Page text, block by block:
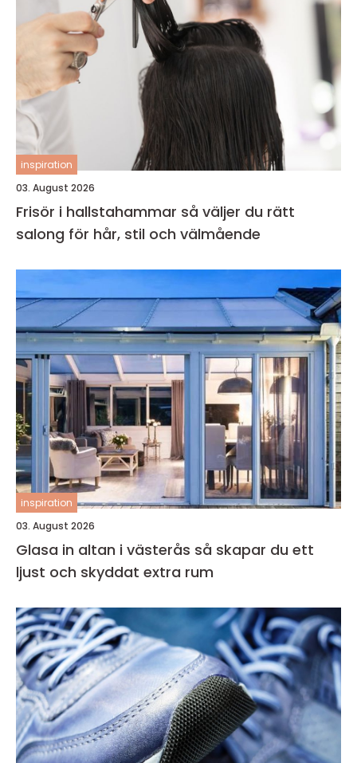
inspiration
03. August 2026
Frisör i hallstahammar så väljer du rätt
salong för hår, stil och välmående
inspiration
03. August 2026
Glasa in altan i västerås så skapar du ett
ljust och skyddat extra rum